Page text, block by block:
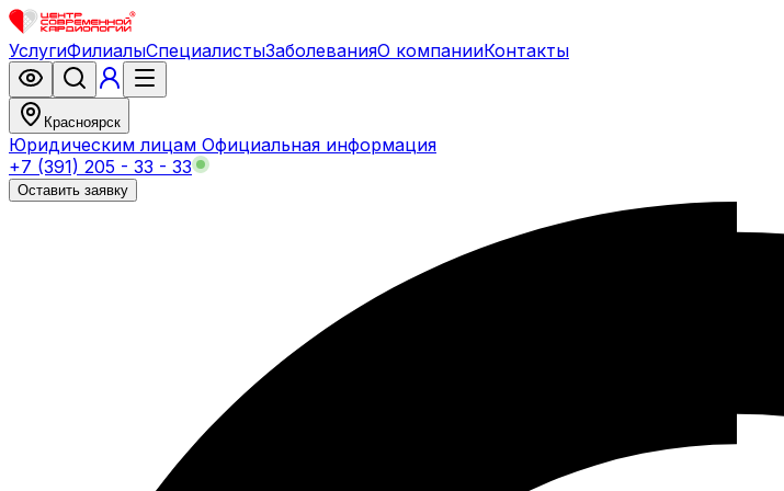
УслугиФилиалыСпециалистыЗаболеванияО компанииКонтакты
Красноярск
Юридическим лицам Официальная информация
+7 (391) 205 - 33 - 33
Оставить заявку